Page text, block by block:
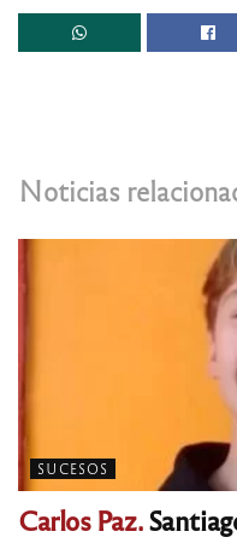
Noticias
SUCESOS
Carlos Paz.